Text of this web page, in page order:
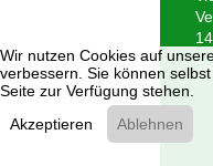
Wir nutzen Cookies auf
verbessern. Sie können
Seite zur Verfügung stehen.
Akzeptieren
Ablehnen